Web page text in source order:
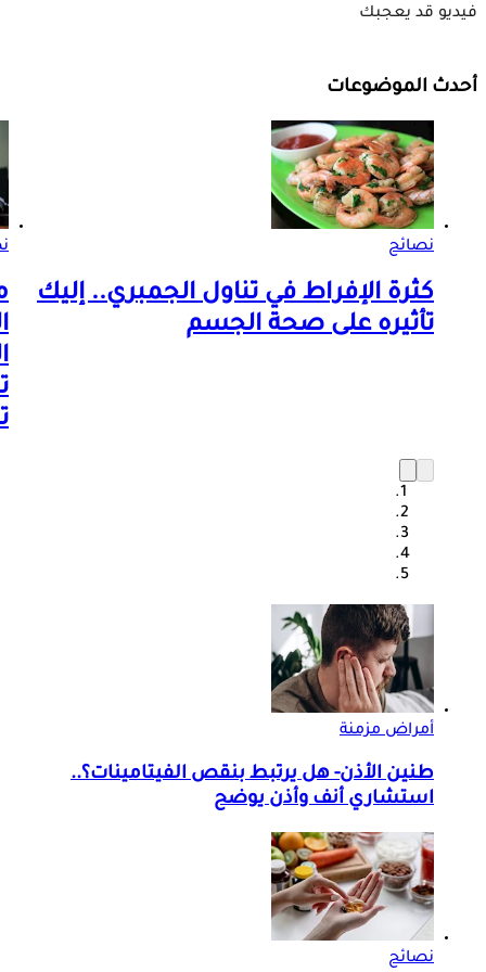
فيديو قد يعجبك
أحدث الموضوعات
نصائح
كثرة الإفراط في تناول الجمبري.. إليك
تأثيره على صحة الجسم
أمراض مزمنة
طنين الأذن- هل يرتبط بنقص الفيتامينات؟..
استشاري أنف وأذن يوضح
نصائح